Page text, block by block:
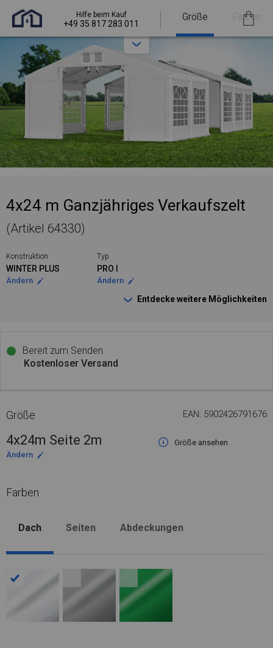
Hilfe beim Kauf
+49 35 817 283 011
Größe Farben
4x24 m Ganzjähriges Verkaufszelt
(Artikel 64330)
Konstruktion
WINTER PLUS
Ändern
Typ
PRO I
Ändern
Entdecke weitere Möglichkeiten
Bereit zum Senden
Kostenloser Versand
Größe EAN: 5902426791676
4x24m Seite 2m
Größe ansehen
Ändern
Farben
Dach Seiten Abdeckungen